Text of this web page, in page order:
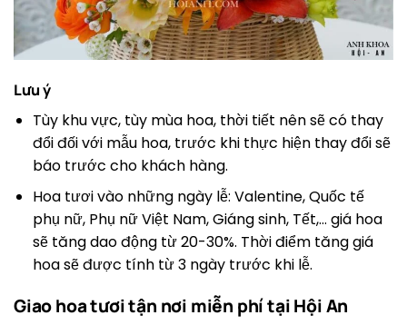
Lưu ý
Tùy khu vực, tùy mùa hoa, thời tiết nên sẽ có thay
đổi đối với mẫu hoa, trước khi thực hiện thay đổi sẽ
báo trước cho khách hàng.
Hoa tươi vào những ngày lễ: Valentine, Quốc tế
phụ nữ, Phụ nữ Việt Nam, Giáng sinh, Tết,… giá hoa
sẽ tăng dao động từ 20-30%. Thời điểm tăng giá
hoa sẽ được tính từ 3 ngày trước khi lễ.
Giao hoa tươi tận nơi miễn phí tại Hội An